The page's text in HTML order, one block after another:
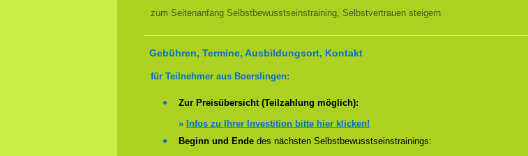
zum Seitenanfang Selbstbewusstseinstraining, Selbstvertrauen steigern
Gebühren, Termine, Ausbildungsort, Kontakt
für Teilnehmer aus Boerslingen:
Zur Preisübersicht (Teilzahlung möglich):
» Infos zu Ihrer Investition bitte hier klicken!
Beginn und Ende des nächsten Selbstbewusstseinstrainings: